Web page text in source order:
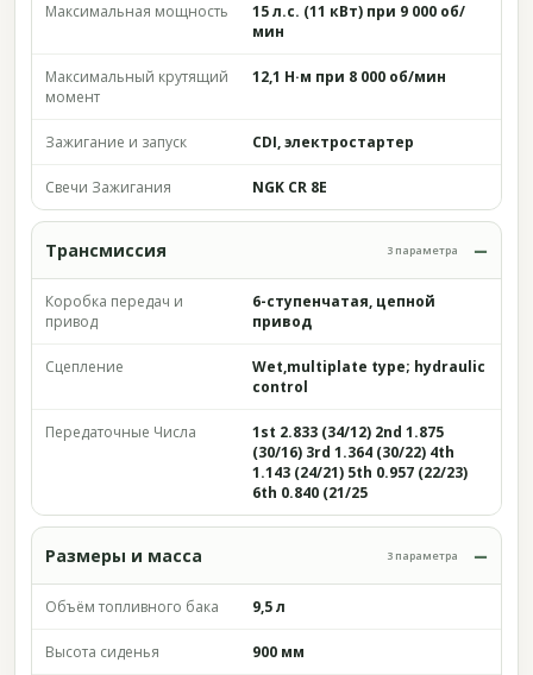
Максимальная мощность
15 л.с. (11 кВт) при 9 000 об/
мин
Максимальный крутящий
момент
12,1 Н·м при 8 000 об/мин
Зажигание и запуск CDI, электростартер
Свечи Зажигания NGK CR 8E
Трансмиссия 3 параметра
Коробка передач и
привод
6-ступенчатая, цепной
привод
Сцепление
Wet,multiplate type; hydraulic
control
Передаточные Числа
1st 2.833 (34/12) 2nd 1.875
(30/16) 3rd 1.364 (30/22) 4th
1.143 (24/21) 5th 0.957 (22/23)
6th 0.840 (21/25
Размеры и масса 3 параметра
Объём топливного бака 9,5 л
Высота сиденья 900 мм